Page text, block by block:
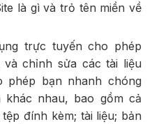
là gì và trỏ tên miền về
trực tuyến cho phép
chỉnh sửa các tài liệu
phép bạn nhanh chóng
nhau, bao gồm cả
đính kèm; tài liệu; bản